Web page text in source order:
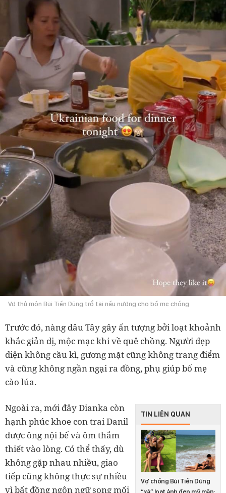
Vợ thủ môn Bùi Tiến Dũng trổ tài nấu nướng cho bố mẹ chồng
Trước đó, nàng dâu Tây gây ấn tượng bởi loạt khoảnh
khắc giản dị, mộc mạc khi về quê chồng. Người đẹp
diện không cầu kì, gương mặt cũng không trang điểm
và cũng không ngần ngại ra đồng, phụ giúp bố mẹ
cào lúa.
TIN LIÊN QUAN
Vợ chồng Bùi Tiến Dũng
Ngoài ra, mới đây Dianka còn
hạnh phúc khoe con trai Danil
được ông nội bế và ôm thắm
thiết vào lòng. Có thể thấy, dù
không gặp nhau nhiều, giao
tiếp cũng không thực sự nhiều
vì bất đồng ngôn ngữ song mối